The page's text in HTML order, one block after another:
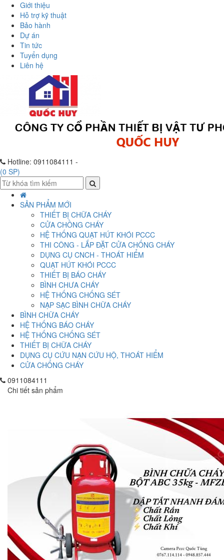
Giới thiệu
Hỗ trợ kỹ thuật
Bảo hành
Dự án
Tin tức
Tuyển dụng
Liên hệ
Hotline: 0911084111 -
(0 SP)
SẢN PHẨM MỚI
THIẾT BỊ CHỮA CHÁY
CỬA CHỒNG CHÁY
HỆ THỐNG QUẠT HÚT KHÓI PCCC
THI CÔNG - LẮP ĐẶT CỬA CHỐNG CHÁY
DỤNG CỤ CNCH - THOÁT HIỂM
QUẠT HÚT KHÓI PCCC
THIẾT BỊ BÁO CHÁY
BÌNH CHƯA CHÁY
HỆ THỐNG CHỐNG SÉT
NẠP SẠC BÌNH CHỮA CHÁY
BÌNH CHỮA CHÁY
HỆ THỐNG BÁO CHÁY
HỆ THỐNG CHỐNG SÉT
THIẾT BỊ CHỮA CHÁY
DỤNG CỤ CỨU NẠN CỨU HỘ, THOÁT HIỂM
CỬA CHỐNG CHÁY
0911084111
Chi tiết sản phẩm